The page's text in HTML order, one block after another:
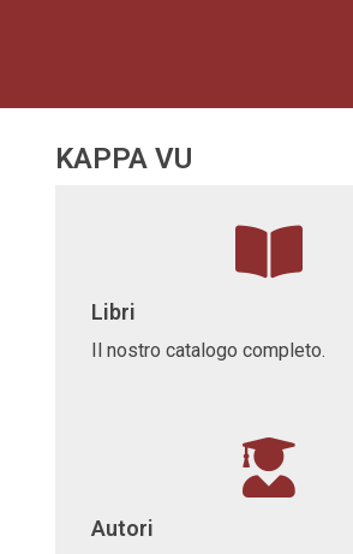
KAPPA VU
Libri
Il nostro catalogo completo.
Autori